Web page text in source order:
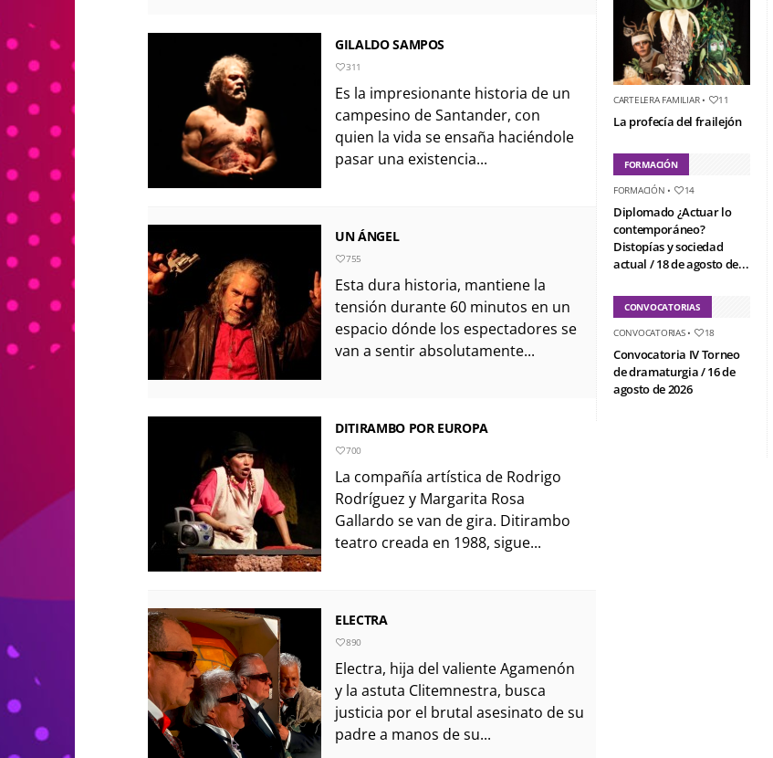
GILALDO SAMPOS
311
Es la impresionante historia de un
campesino de Santander, con
quien la vida se ensaña haciéndole
pasar una existencia...
UN ÁNGEL
755
Esta dura historia, mantiene la
tensión durante 60 minutos en un
espacio dónde los espectadores se
van a sentir absolutamente...
DITIRAMBO POR EUROPA
700
La compañía artística de Rodrigo
Rodríguez y Margarita Rosa
Gallardo se van de gira. Ditirambo
teatro creada en 1988, sigue...
ELECTRA
890
Electra, hija del valiente Agamenón
y la astuta Clitemnestra, busca
justicia por el brutal asesinato de su
padre a manos de su...
CARTELERA FAMILIAR• 11
La profecía del frailejón
FORMACIÓN
FORMACIÓN • 14
Diplomado ¿Actuar lo
contemporáneo?
Distopías y sociedad
actual / 18 de agosto de...
CONVOCATORIAS
CONVOCATORIAS• 18
Convocatoria IV Torneo
de dramaturgia / 16 de
agosto de 2026